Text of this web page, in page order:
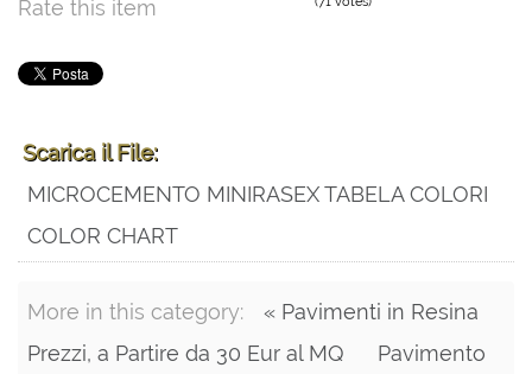
Rate this item
Scarica il File:
MICROCEMENTO MINIRASEX TABELA COLORI
COLOR CHART
More in this category:
« Pavimenti in Resina
Prezzi, a Partire da 30 Eur al MQ
Pavimento